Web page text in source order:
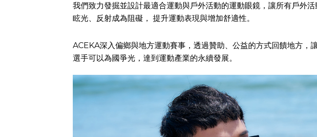
我們致力發掘並設計最適合運動與戶外活動的運動眼鏡，讓所有戶外
眩光、反射成為阻礙， 提升運動表現與增加舒適性。
ACEKA深入偏鄉與地方運動賽事，透過贊助、公益的方式回饋地方
選手可以為國爭光，達到運動產業的永續發展。